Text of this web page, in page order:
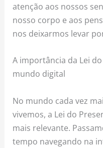
atenção aos nossos
nosso corpo e aos
nos deixarmos levar
A importância da Lei
mundo digital
No mundo cada vez
vivemos, a Lei do
mais relevante.
tempo navegando na